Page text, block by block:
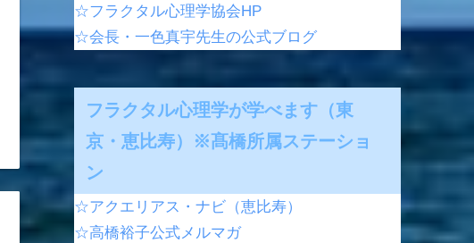
☆フラクタル心理学協会HP
☆会長・一色真宇先生の公式ブログ
フラクタル心理学が学べます（東
京・恵比寿）※髙橋所属ステーショ
ン
☆アクエリアス・ナビ（恵比寿）
☆高橋裕子公式メルマガ